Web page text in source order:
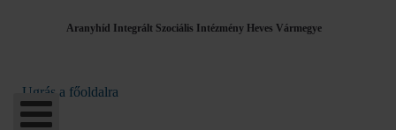
Aranyhíd Integrált Szociális Intézmény Heves Vármegye
Ugrás a főoldalra